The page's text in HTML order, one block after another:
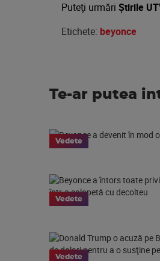
Puteţi urmări Știrile
Etichete: beyonce
Te-ar putea
Vedete
Vedete
Vedete